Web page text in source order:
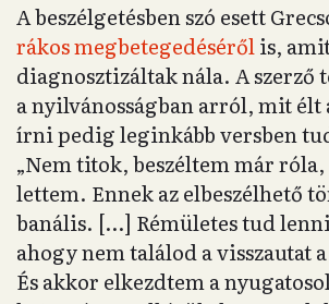
A beszélgetésben szó esett
rákos megbetegedésérőlis,
diagnosztizáltak nála. A szerző
a nyilvánosságban arról, mit
írni pedig leginkább versben
„Nem titok, beszéltem már
lettem. Ennek az elbeszélhető
banális. […] Rémületes tud
ahogy nem találod a visszautat
És akkor elkezdtem a